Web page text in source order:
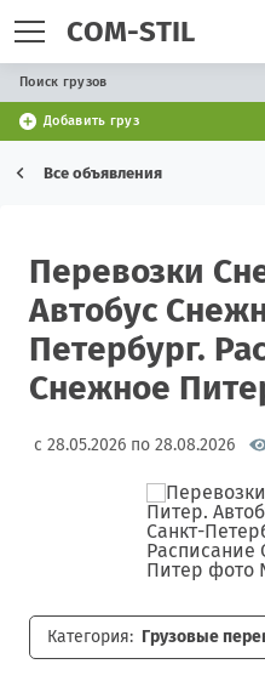
COM-STIL
Поиск грузов
Добавить груз
Все объявления
Перевозки
Автобус
Петербург.
Снежное
с 28.05.2026 по 28.08.2026
Категория: Грузовые